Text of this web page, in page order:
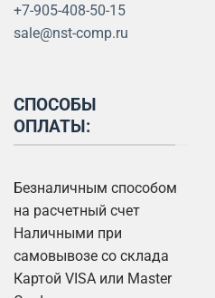
+7-905-408-50-15
sale@nst-comp.ru
СПОСОБЫ
ОПЛАТЫ:
Безналичным способом
на расчетный счет
Наличными при
самовывозе со склада
Картой VISA или Master